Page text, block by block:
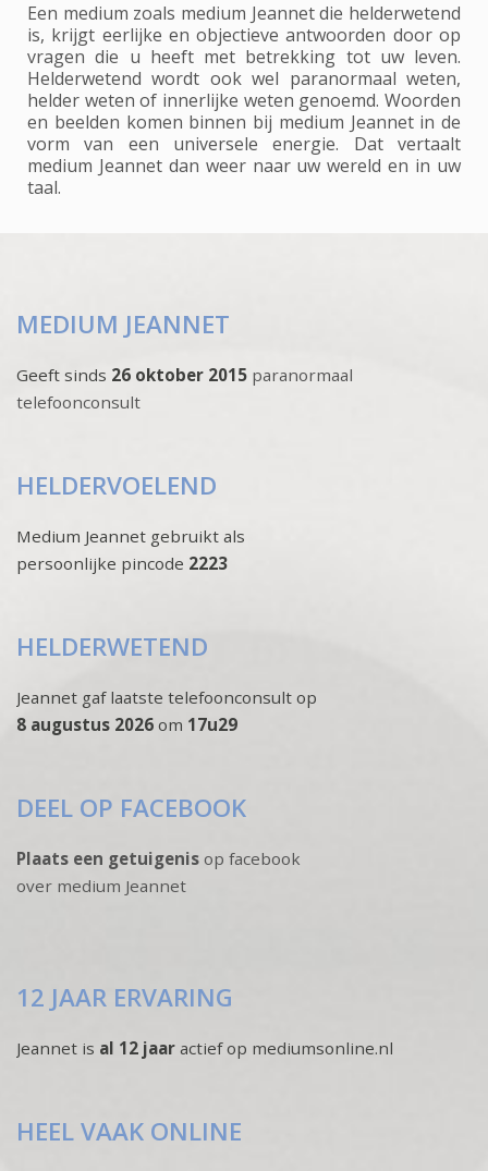
Een medium zoals medium Jeannet die helderwetend
is, krijgt eerlijke en objectieve antwoorden door op
vragen die u heeft met betrekking tot uw leven.
Helderwetend wordt ook wel paranormaal weten,
helder weten of innerlijke weten genoemd. Woorden
en beelden komen binnen bij medium Jeannet in de
vorm van een universele energie. Dat vertaalt
medium Jeannet dan weer naar uw wereld en in uw
taal.
MEDIUM JEANNET
Geeft sinds 26 oktober 2015 paranormaal
telefoonconsult
HELDERVOELEND
Medium Jeannet gebruikt als
persoonlijke pincode 2223
HELDERWETEND
Jeannet gaf laatste telefoonconsult op
8 augustus 2026 om 17u29
DEEL OP FACEBOOK
Plaats een getuigenis op facebook
over medium Jeannet
12 JAAR ERVARING
Jeannet is al 12 jaar actief op mediumsonline.nl
HEEL VAAK ONLINE